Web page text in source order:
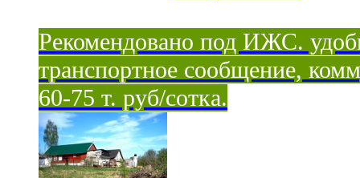
Рекомендовано под ИЖС.
транспортное сообщение,
60-75 т. руб/сотка.